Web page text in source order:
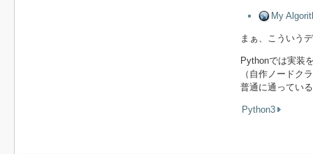
My
まぁ、こういう
Pythonでは実装
（自作ノードク
普通に通ってい
Python3